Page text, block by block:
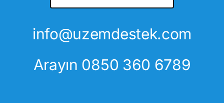
info@uzemdestek.com
Arayın 0850 360 6789